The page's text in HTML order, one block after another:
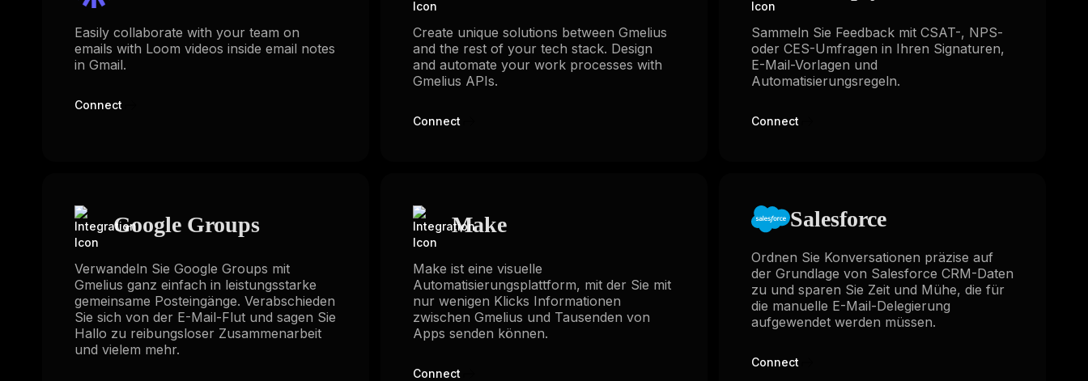
Easily collaborate with your team on
emails with Loom videos inside email notes
in Gmail.
Connect
Create unique solutions between Gmelius
and the rest of your tech stack. Design
and automate your work processes with
Gmelius APIs.
Connect
Sammeln Sie Feedback mit CSAT-, NPS-
oder CES-Umfragen in Ihren Signaturen,
E-Mail-Vorlagen und
Automatisierungsregeln.
Connect
Google Groups
Verwandeln Sie Google Groups mit
Gmelius ganz einfach in leistungsstarke
gemeinsame Posteingänge. Verabschieden
Sie sich von der E-Mail-Flut und sagen Sie
Hallo zu reibungsloser Zusammenarbeit
und vielem mehr.
Make
Make ist eine visuelle
Automatisierungsplattform, mit der Sie mit
nur wenigen Klicks Informationen
zwischen Gmelius und Tausenden von
Apps senden können.
Connect
Salesforce
Ordnen Sie Konversationen präzise auf
der Grundlage von Salesforce CRM-Daten
zu und sparen Sie Zeit und Mühe, die für
die manuelle E-Mail-Delegierung
aufgewendet werden müssen.
Connect